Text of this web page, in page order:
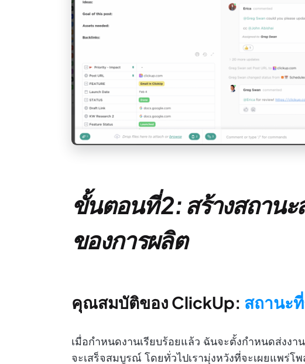
ขั้นตอนที่ 2: สร้างสถาน
ของการผลิต
คุณสมบัติของ ClickUp: สถานะ
เมื่อกำหนดงานเรียบร้อยแล้ว ฉันจะตั้งกำหนดส่งง
จะเสร็จสมบูรณ์ โดยทั่วไปเรามุ่งหวังที่จะเผยแพร่โ